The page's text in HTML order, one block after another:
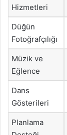
Hizmetleri
Düğün
Fotoğrafçılığı
Müzik ve
Eğlence
Dans
Gösterileri
Planlama